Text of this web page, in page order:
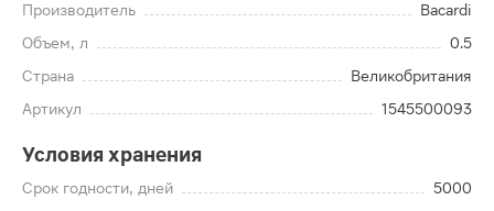
Производитель
Bacardi
Объем, л
0.5
Страна
Великобритания
Артикул
1545500093
Условия хранения
Срок годности, дней 5000